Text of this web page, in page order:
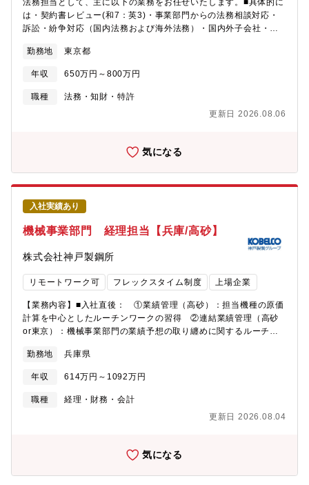
て、社内の経営企画や事業企画、投資関連等への異動も検討され
る範囲です。＜働き方について＞準備期間を含め株主総会の時期
となり、年間を通じて繁閑のメリハリがある環境です。＜部署の
台後半から50才台を中心に幅広い年代が在籍・男性：女性＝5：
5・キャリア採用でご入社した方も活躍中
中心に出張がございます。・PMIを実行する場合には、在籍出向す
る可能性もございます。【業務の面白み/魅力】事業部門や外部パ
ートナーと協業して、事業戦略の立案、提案することにより、企
業価値向上に直結するやりがいのある業務です。【キャリアステ
の希望、資質等判断し、事業部門での企画業務、マネジメント業
シェアについて： 半導体パッケージ基板向け極薄銅箔（世界No.1
シェア：95%）／AIサーバー向けハイグレードVSP(世界シェア
界シェア:30%)／ガラス基板向け酸化セリウム系研磨剤(世界シェ
います。中でも機能材料事業は、スマートフォンの半導体パッケ
リッド車の電池材料など、高い技術力と各業界でTOPクラスのシ
ェアを誇る製品を多数有しています。総合研究所は創造的な研究
開発により、事業の中核となる新商品・新技術を創出し、事業化
場に出てゆき、暮らしを豊かにすることに貢献できます。
法務担当として、主に以下の業務をお任せいたします。■具体的に
は・契約書レビュー(和7：英3)・事業部門からの法務相談対応・
訴訟・紛争対応（国内法務および海外法務）・国内外子会社・関
ンス業務 ・デューデリジェンス、M&Aなどの戦略法務案件・後
輩育成、指導契約法務/コンプライアンス業務の双方に従事してい
ただけます。■ポジションの魅力少数精鋭かつ幅広い事業展開によ
り、幅広い法務/コンプライアンス分野の業務に挑戦できます。 ま
より、海外拠点とのコミュニケーションを通してグローバルに活
進めて、契約締結のスピード向上、リスク管理の強化、情報検索
の効率化の実現を目指しています。また、コンプライアンス強化
のため、モニタリング範囲を拡大するとともに従来業務をより深
く掘り下げ、質と価値を高める活動に取り組んでいます。■配属部
署法務部 部長（部付3名） L法務グループ 3名 L貿易管理グ
ループ 3名■募集背景新規事業をはじめとしたビジネス領域の拡
大、法令遵守体制の整備・拡充等に伴って、法務/コンプライアン
スへの取り組みを強化するため。■働き方・在宅：1～4日/週・フ
レックス：利用可・残業：10～20時間/月程度・転勤：当面なし
勤務地 東京都
年収 650万円～800万円
職種
法務・知財・特許
更新日 2026.08.06
気になる
入社実績あり
機械事業部門 経理担当【兵庫/高砂】
株式会社神戸製鋼所
リモートワーク可 フレックスタイム制度 上場企業
【業務内容】■入社直後： ①業績管理（高砂）：担当機種の原価
計算を中心としたルーチンワークの習得 ②連結業績管理（高砂
or東京）：機械事業部門の業績予想の取り纏めに関するルーチン
するルーチンワークの習得および機械事業部門のBS・CFの作成■
半年～1年後： ①業績管理：担当機種の諸課題解決、損益計算書
のとりまとめ ②連結業績管理：国際税務対応や在外子会社の指
導 ③営業会計：会計システム更新対応 【募集背景】機械事業
国内・海外の所管連結子会社の管理や業績モニタリング（損益・
ポートを行っています。現在、事業規模の拡大に伴い「計数面か
らの事業課題抽出・改善提案の強化」「ルーティン業務の省力
化」「国際税務（移転価格やPEリスク等）への対応力強化」とい
勤務地 兵庫県
年収 614万円～1092万円
職種
経理・財務・会計
更新日 2026.08.04
気になる